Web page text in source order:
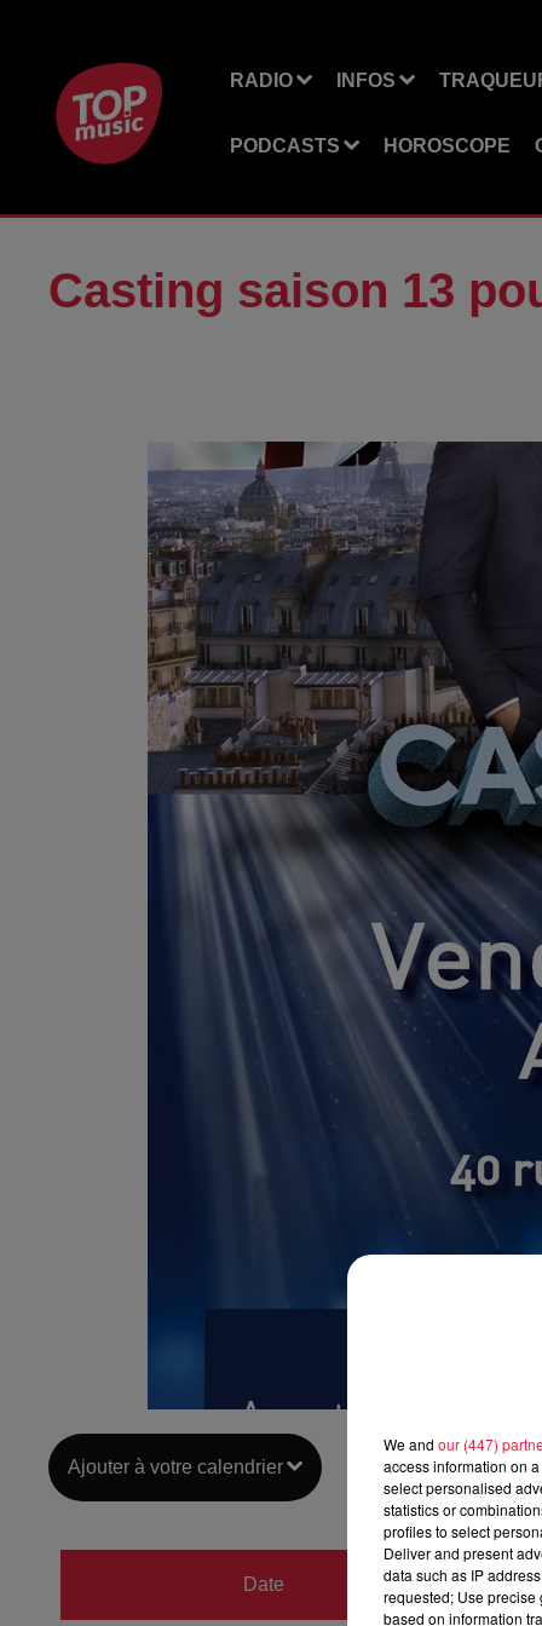
RADIO INFOS
PODCASTS HOROSCOPE
Casting saison 13
Ajouter à votre calendrier
Date
du25
au25
We and our (447)
access information on
select personalised
statistics or
profiles to select
Deliver and present
data such as IP
requested; Use precise
based on information